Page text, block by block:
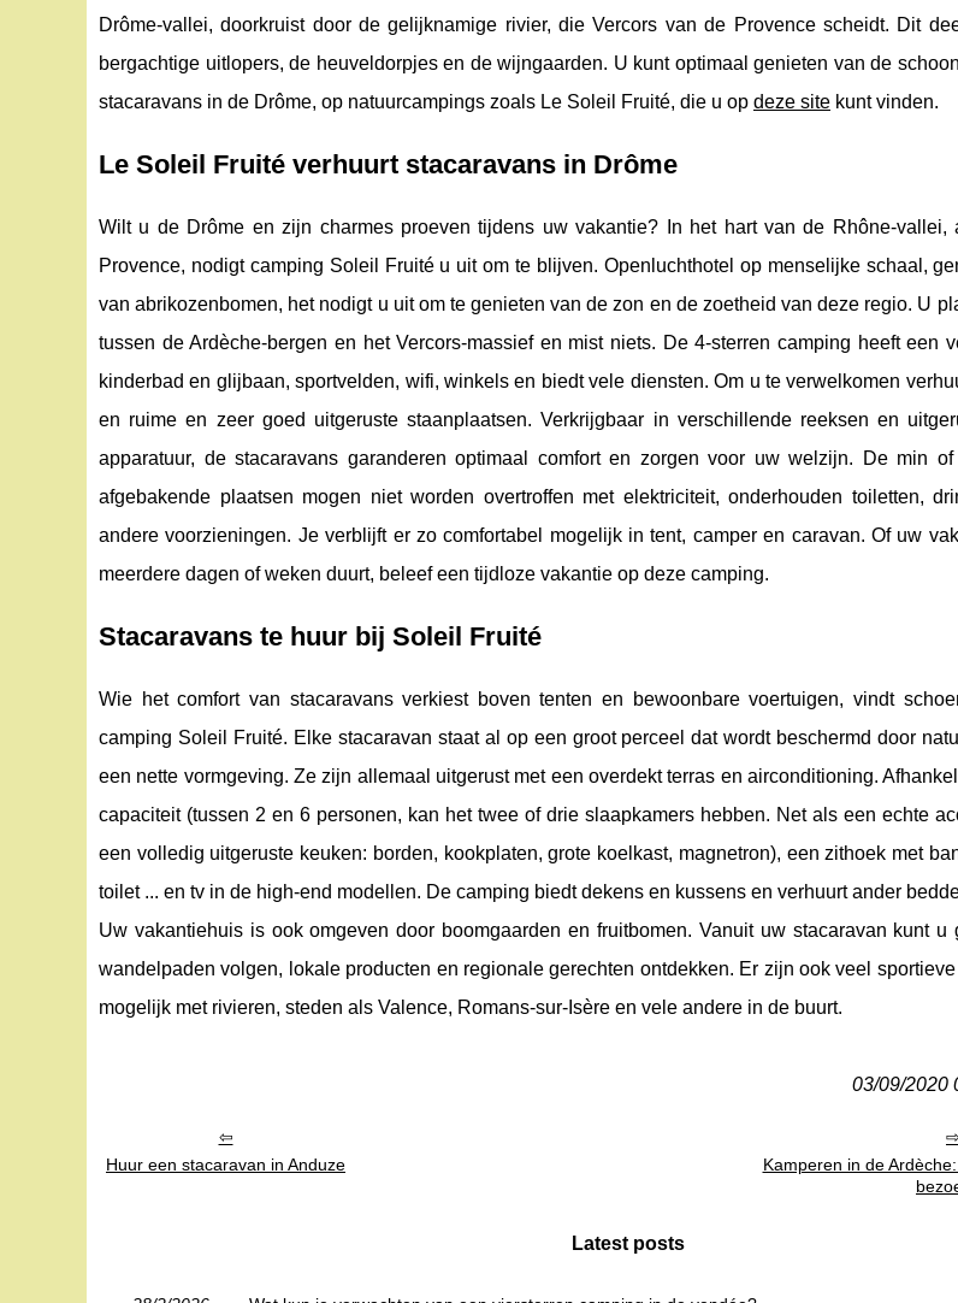
Drôme-vallei, doorkruist door de gelijknamige rivier, die Vercors van de Provence scheidt. Dit
bergachtige uitlopers, de heuveldorpjes en de wijngaarden. U kunt optimaal genieten van de
stacaravans in de Drôme, op natuurcampings zoals Le Soleil Fruité, die u op deze site kunt vinden.
Le Soleil Fruité verhuurt stacaravans in Drôme
Wilt u de Drôme en zijn charmes proeven tijdens uw vakantie? In het hart van de Rhône-vallei,
Provence, nodigt camping Soleil Fruité u uit om te blijven. Openluchthotel op menselijke schaal,
van abrikozenbomen, het nodigt u uit om te genieten van de zon en de zoetheid van deze regio. U
tussen de Ardèche-bergen en het Vercors-massief en mist niets. De 4-sterren camping heeft een
kinderbad en glijbaan, sportvelden, wifi, winkels en biedt vele diensten. Om u te verwelkomen
en ruime en zeer goed uitgeruste staanplaatsen. Verkrijgbaar in verschillende reeksen en
apparatuur, de stacaravans garanderen optimaal comfort en zorgen voor uw welzijn. De min
afgebakende plaatsen mogen niet worden overtroffen met elektriciteit, onderhouden toiletten,
andere voorzieningen. Je verblijft er zo comfortabel mogelijk in tent, camper en caravan. Of uw
meerdere dagen of weken duurt, beleef een tijdloze vakantie op deze camping.
Stacaravans te huur bij Soleil Fruité
Wie het comfort van stacaravans verkiest boven tenten en bewoonbare voertuigen, vindt
camping Soleil Fruité. Elke stacaravan staat al op een groot perceel dat wordt beschermd door
een nette vormgeving. Ze zijn allemaal uitgerust met een overdekt terras en airconditioning.
capaciteit (tussen 2 en 6 personen, kan het twee of drie slaapkamers hebben. Net als een echte
een volledig uitgeruste keuken: borden, kookplaten, grote koelkast, magnetron), een zithoek met
toilet ... en tv in de high-end modellen. De camping biedt dekens en kussens en verhuurt ander
Uw vakantiehuis is ook omgeven door boomgaarden en fruitbomen. Vanuit uw stacaravan kunt u
wandelpaden volgen, lokale producten en regionale gerechten ontdekken. Er zijn ook veel
mogelijk met rivieren, steden als Valence, Romans-sur-Isère en vele andere in de buurt.
03/09/2020
Huur een stacaravan in Anduze
Kamperen in de
Latest posts